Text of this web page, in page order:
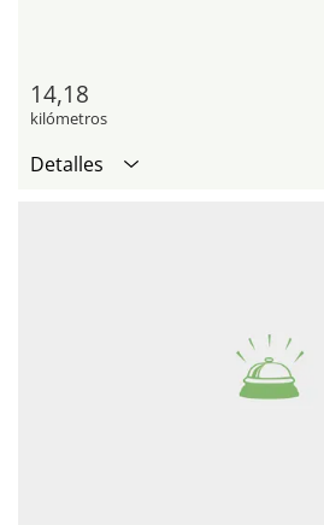
14,18
kilómetros
Detalles